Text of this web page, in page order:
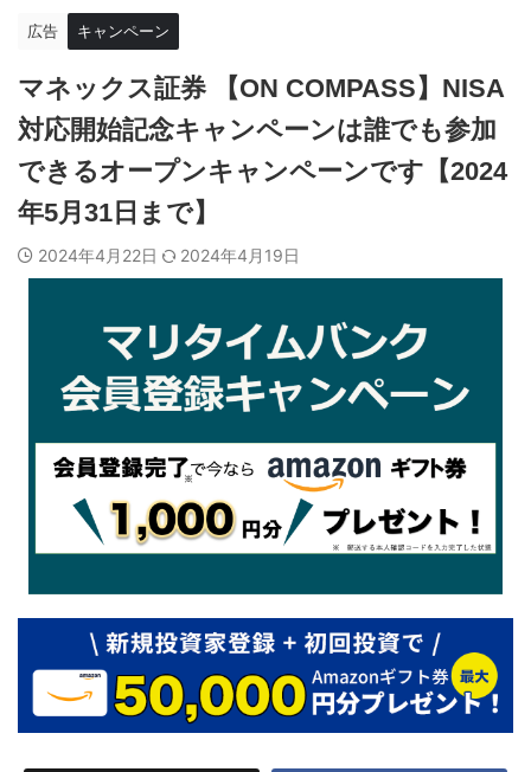
広告 キャンペーン
マネックス証券 【ON COMPASS】NISA
対応開始記念キャンペーンは誰でも参加
できるオープンキャンペーンです【2024
年5月31日まで】
2024年4月22日 2024年4月19日